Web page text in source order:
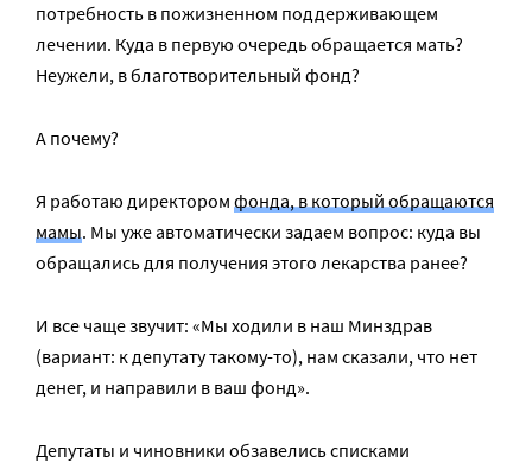
потребность в пожизненном поддерживающем
лечении. Куда в первую очередь обращается мать?
Неужели, в благотворительный фонд?
А почему?
Я работаю директором фонда, в который обращаются
мамы. Мы уже автоматически задаем вопрос: куда вы
обращались для получения этого лекарства ранее?
И все чаще звучит: «Мы ходили в наш Минздрав
(вариант: к депутату такому-то), нам сказали, что нет
денег, и направили в ваш фонд».
Депутаты и чиновники обзавелись списками